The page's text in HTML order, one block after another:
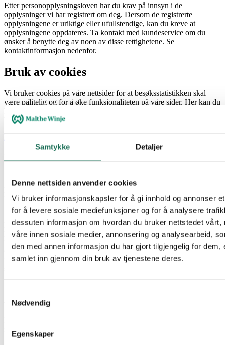
Samtykke Detaljer
Denne nettsiden anvender cookies
Vi bruker informasjonskapsler for å gi innhold og annonser
for å levere sosiale mediefunksjoner og for å analysere
dessuten informasjon om hvordan du bruker nettstedet vårt,
våre innen sosiale medier, annonsering og analysearbeid,
den med annen informasjon du har gjort tilgjengelig for dem,
samlet inn gjennom din bruk av tjenestene deres.
Nødvendig
Egenskaper
Etter personopplysningsloven har du krav på innsyn i de
opplysninger vi har registrert om deg. Dersom de registrerte
opplysningene er uriktige eller ufullstendige, kan du kreve at
opplysningene oppdateres. Ta kontakt med kundeservice om du
ønsker å benytte deg av noen av disse rettighetene. Se
kontaktinformasjon nedenfor.
Bruk av cookies
Vi bruker cookies på våre nettsider for at besøksstatistikken skal
være pålitelig og for å øke funksjonaliteten på våre sider. Her kan du
bruken:
Informasjonssikkerhet
Vi har etablert både fysiske og virtuelle sikringstiltak for å sikre dine
personopplysninger. Vi tar sikkerhet alvorlig og bestreber oss for å
følge beste bransjestandard på området.
Vi har etablert regler og rutiner for beskyttelse av opplysninger og
personvern i samsvar med personopplysningslovens og
personvernforordningens regler. Vi vil bruke alle rimelige
forsiktighetsregler for å påse at våre medarbeidere, databehandlere
og tredjeparter som har tilgang til opplysninger, har adekvat
informasjon for å sikre at de bare behandler personopplysninger i
lovgivningen.
Kontaktinformasjon
sletting kan sende skriftlig til følgende adresse: